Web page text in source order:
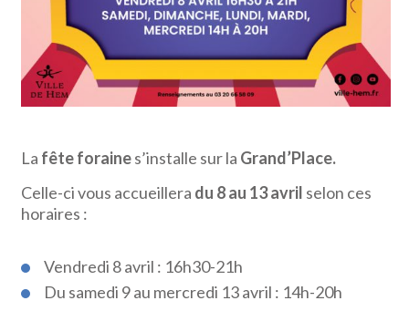
La fête foraines’installe sur la Grand’Place.
Celle-ci vous accueillera du 8 au 13 avril selon ces
horaires :
Vendredi 8 avril : 16h30-21h
Du samedi 9 au mercredi 13 avril : 14h-20h